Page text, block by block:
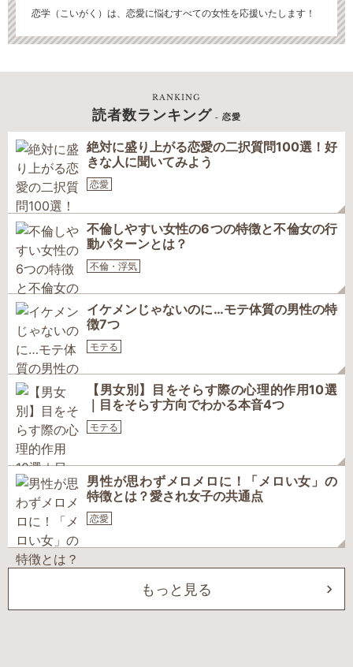
恋学（こいがく）は、恋愛に悩むすべての女性を応援いたします！
RANKING
読者数ランキング - 恋愛
絶対に盛り上がる恋愛の二択質問100選！好
きな人に聞いてみよう
恋愛
不倫しやすい女性の6つの特徴と不倫女の行
動パターンとは？
不倫・浮気
イケメンじゃないのに…モテ体質の男性の特
徴7つ
モテる
【男女別】目をそらす際の心理的作用10選
｜目をそらす方向でわかる本音4つ
モテる
男性が思わずメロメロに！「メロい女」の
特徴とは？愛され女子の共通点
恋愛
もっと見る